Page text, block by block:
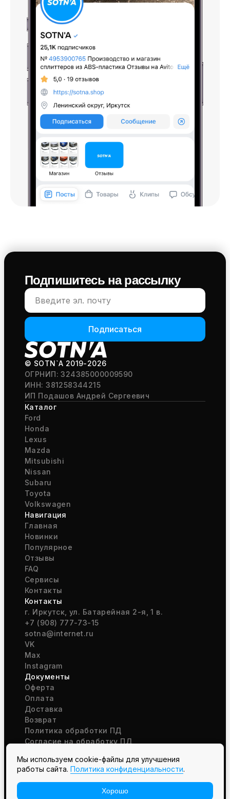
Подпишитесь на рассылку
Подписаться
© SOTN`A 2019-2026
ОГРНИП: 324385000009590
ИНН: 381258344215
ИП Подашов Андрей Сергеевич
Каталог
Ford
Honda
Lexus
Mazda
Mitsubishi
Nissan
Subaru
Toyota
Volkswagen
Навигация
Главная
Новинки
Популярное
Отзывы
FAQ
Сервисы
Контакты
Контакты
г. Иркутск, ул. Батарейная 2-я, 1 в.
+7 (908) 777-73-15
sotna@internet.ru
VK
Max
Instagram
Документы
Оферта
Оплата
Доставка
Возврат
Политика обработки ПД
Согласие на обработку ПД
Отзыв о сайте Разработка сайта
Мы используем cookie-файлы для улучшения
работы сайта. Политика конфиденциальности.
Хорошо